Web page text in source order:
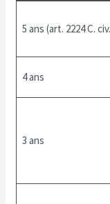
5 ans (art. 2224 C.
4 ans
3 ans